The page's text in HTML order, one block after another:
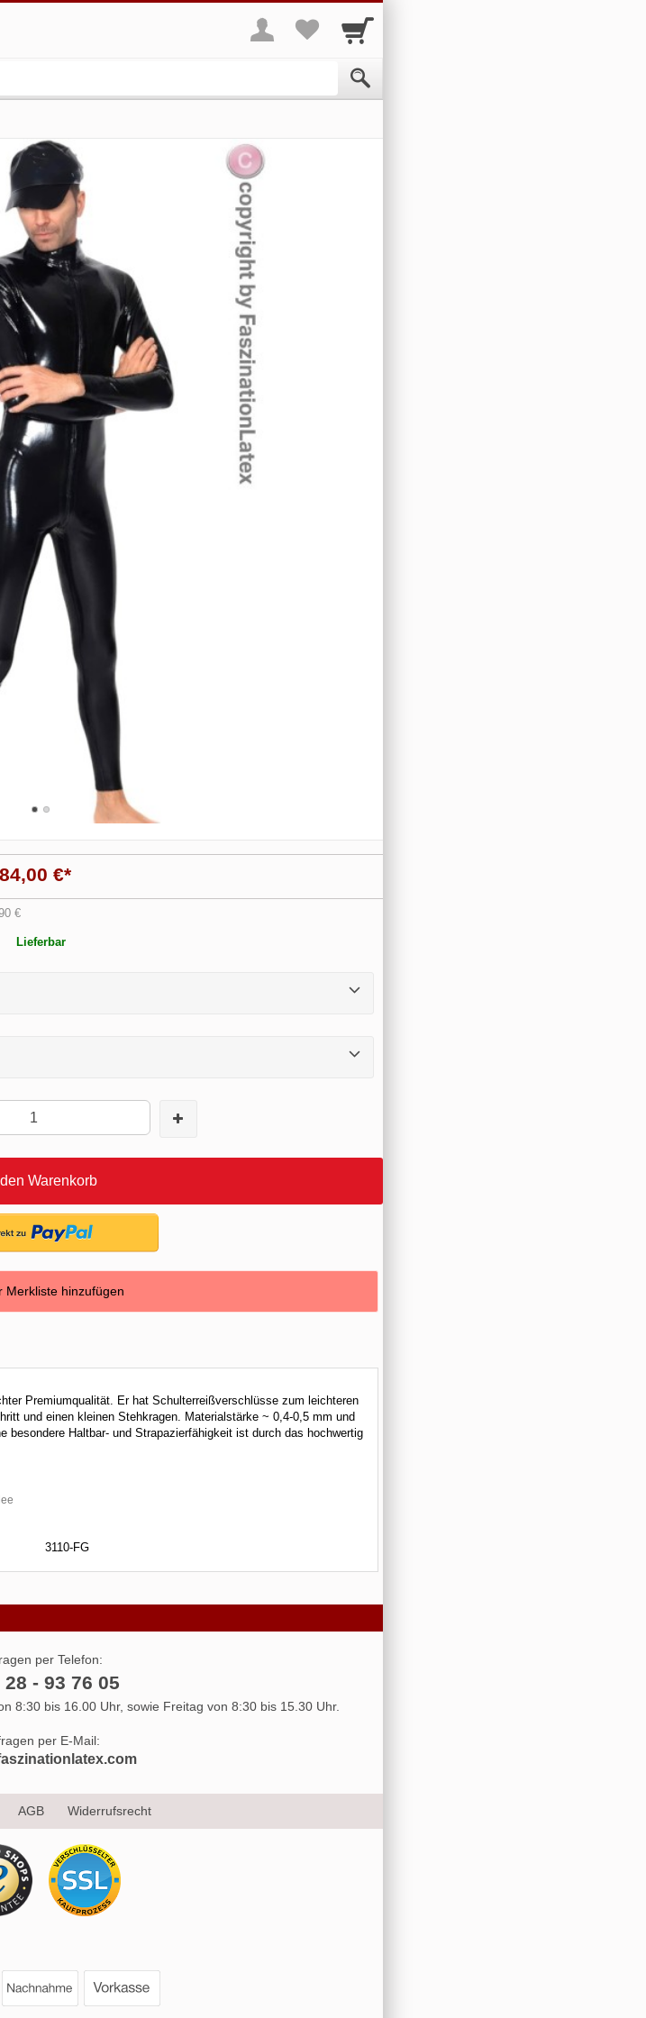
€*
€
Lieferbar
den Warenkorb
Merkliste hinzufügen
Premiumqualität. Er hat Schulterreißverschlüsse zum leichteren
und einen kleinen Stehkragen. Materialstärke ~ 0,4-0,5 mm und
besondere Haltbar- und Strapazierfähigkeit ist durch das hochwertig
3110-FG
per Telefon:
28 - 93 76 05
8:30 bis 16.00 Uhr, sowie Freitag von 8:30 bis 15.30 Uhr.
per E-Mail:
AGB Widerrufsrecht